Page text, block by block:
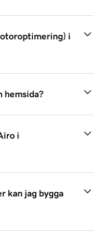
i
hemsida?
i
kan jag bygga